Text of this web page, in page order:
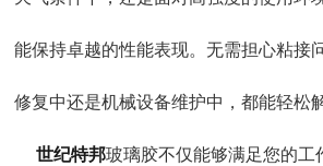
能保持卓越的性能表现。无需担心粘接
修复中还是机械设备维护中，都能轻松
世纪特邦玻璃胶不仅能够满足您的工